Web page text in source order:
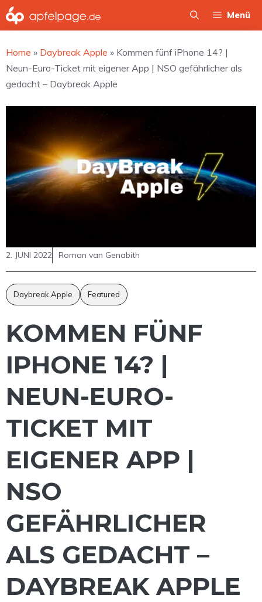
Zum
Inhalt
Menü
Home » Daybreak Apple » Kommen fünf iPhone 14? |
Neun-Euro-Ticket mit eigener App | NSO gefährlicher als
gedacht – Daybreak Apple
2. JUNI 2022 Roman van Genabith
Daybreak Apple Featured
KOMMEN FÜNF
IPHONE 14? |
NEUN-EURO-
TICKET MIT
EIGENER APP |
NSO
GEFÄHRLICHER
ALS GEDACHT –
DAYBREAK APPLE